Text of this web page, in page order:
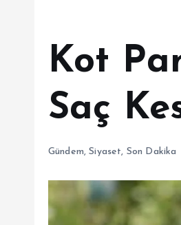
Kot
Saç
Gündem,Siyaset, Son Dakika